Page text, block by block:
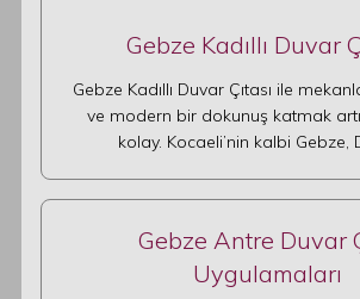
Gebze Kadıllı Duvar
Gebze Kadıllı Duvar Çıtası ile
ve modern bir dokunuş katmak
kolay. Kocaeli’nin kalbi Gebze,
Gebze Antre Duvar
Uygulamaları